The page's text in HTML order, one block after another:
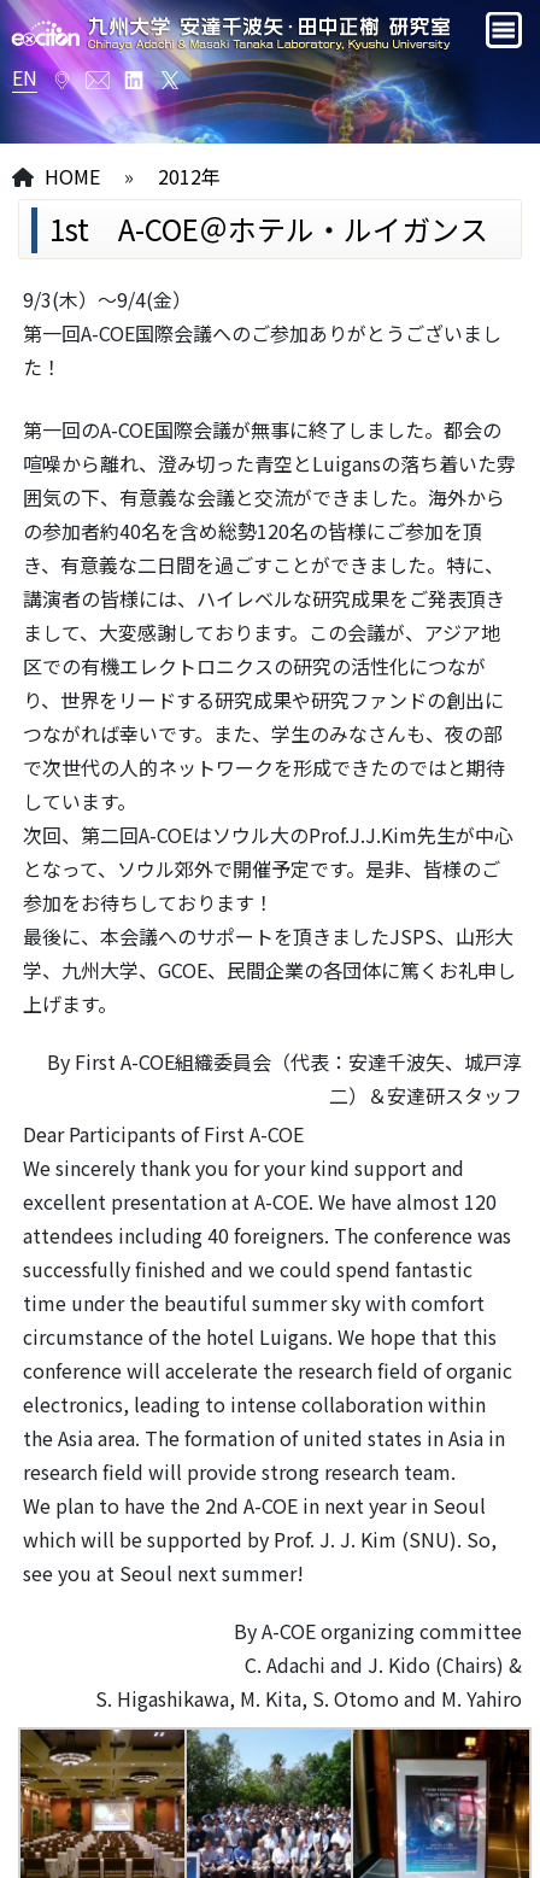
EN
HOME » 2012年
1st A-COE＠ホテル・ルイガンス
9/3(木）～9/4(金）
第一回A-COE国際会議へのご参加ありがとうございまし
た！
第一回のA-COE国際会議が無事に終了しました。都会の
喧噪から離れ、澄み切った青空とLuigansの落ち着いた雰
囲気の下、有意義な会議と交流ができました。海外から
の参加者約40名を含め総勢120名の皆様にご参加を頂
き、有意義な二日間を過ごすことができました。特に、
講演者の皆様には、ハイレベルな研究成果をご発表頂き
まして、大変感謝しております。この会議が、アジア地
区での有機エレクトロニクスの研究の活性化につなが
り、世界をリードする研究成果や研究ファンドの創出に
つながれば幸いです。また、学生のみなさんも、夜の部
で次世代の人的ネットワークを形成できたのではと期待
しています。
次回、第二回A-COEはソウル大のProf.J.J.Kim先生が中心
となって、ソウル郊外で開催予定です。是非、皆様のご
参加をお待ちしております！
最後に、本会議へのサポートを頂きましたJSPS、山形大
学、九州大学、GCOE、民間企業の各団体に篤くお礼申し
上げます。
By First A-COE組織委員会（代表：安達千波矢、城戸淳
二）＆安達研スタッフ
Dear Participants of First A-COE
We sincerely thank you for your kind support and
excellent presentation at A-COE. We have almost 120
attendees including 40 foreigners. The conference was
successfully finished and we could spend fantastic
time under the beautiful summer sky with comfort
circumstance of the hotel Luigans. We hope that this
conference will accelerate the research field of organic
electronics, leading to intense collaboration within
the Asia area. The formation of united states in Asia in
research field will provide strong research team.
We plan to have the 2nd A-COE in next year in Seoul
which will be supported by Prof. J. J. Kim (SNU). So,
see you at Seoul next summer!
By A-COE organizing committee
C. Adachi and J. Kido (Chairs) &
S. Higashikawa, M. Kita, S. Otomo and M. Yahiro